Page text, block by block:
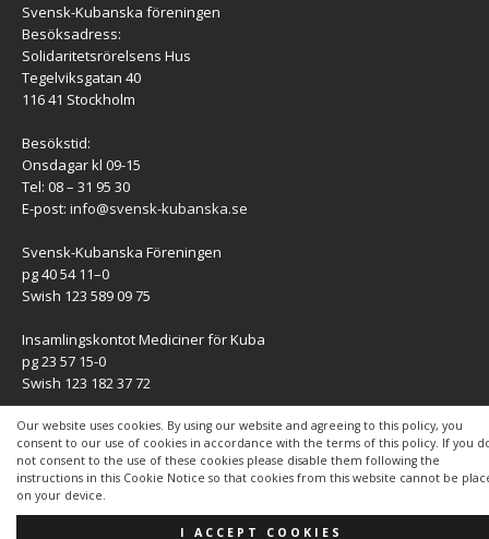
Our website uses cookies. By using our website and agreeing to this policy, you
consent to our use of cookies in accordance with the terms of this policy. If you
not consent to the use of these cookies please disable them following the
instructions in this Cookie Notice so that cookies from this website cannot be
on your device.
I ACCEPT COOKIES
Svensk-Kubanska föreningen
Besöksadress:
Solidaritetsrörelsens Hus
Tegelviksgatan 40
116 41 Stockholm
Besökstid:
Onsdagar kl 09-15
Tel: 08 – 31 95 30
E-post: info@svensk-kubanska.se
Svensk-Kubanska Föreningen
pg 40 54 11–0
Swish 123 589 09 75
Insamlingskontot Mediciner för Kuba
pg 23 57 15-0
Swish 123 182 37 72
KONTAKT
Kontaktuppgifter